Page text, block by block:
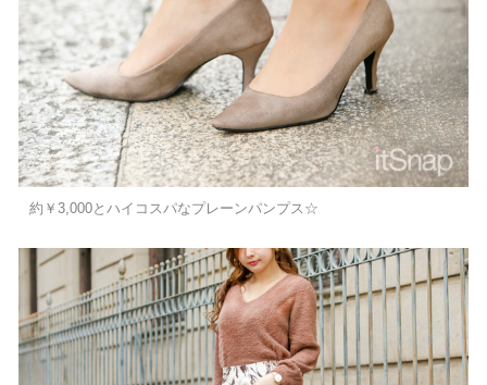
約￥3,000とハイコスパなプレーンパンプス☆